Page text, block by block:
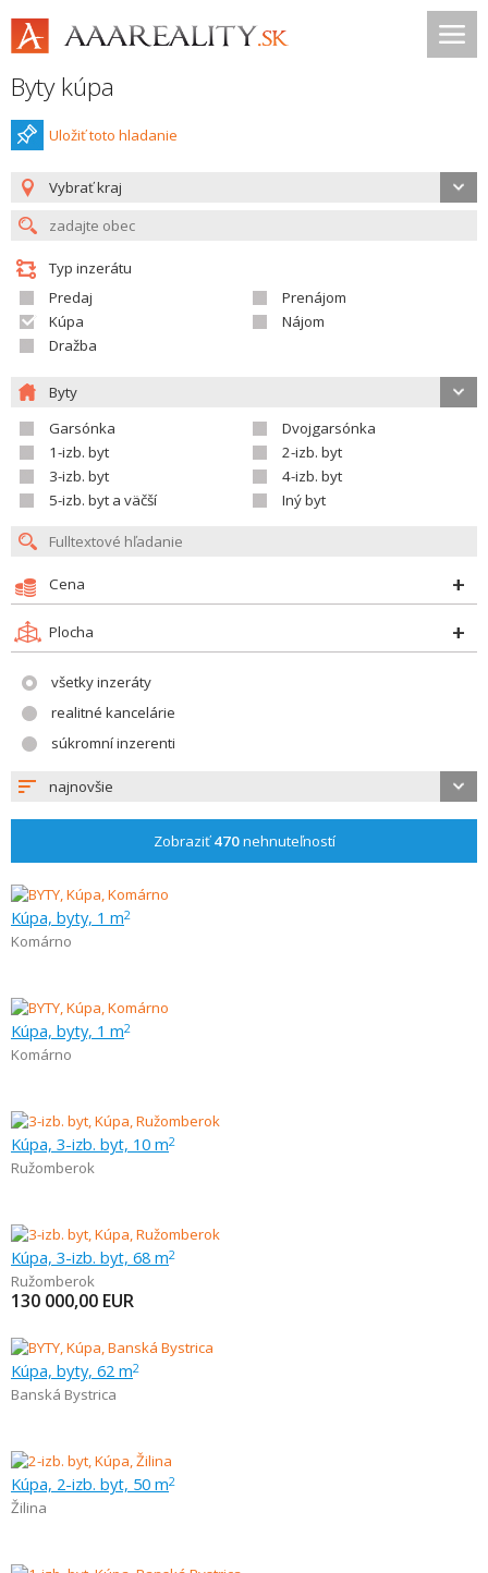
Byty kúpa
Uložiť toto hladanie
Vybrať kraj
Typ inzerátu
Predaj
Prenájom
Kúpa
Nájom
Dražba
Byty
Garsónka
Dvojgarsónka
1-izb. byt
2-izb. byt
3-izb. byt
4-izb. byt
5-izb. byt a väčší
Iný byt
Cena
Plocha
všetky inzeráty
realitné kancelárie
súkromní inzerenti
najnovšie
Zobraziť470nehnuteľností
Kúpa, byty, 1 m2
Komárno
Kúpa, byty, 1 m2
Komárno
Kúpa, 3-izb. byt, 10 m2
Ružomberok
Kúpa, 3-izb. byt, 68 m2
Ružomberok
130 000,00 EUR
Kúpa, byty, 62 m2
Banská Bystrica
Kúpa, 2-izb. byt, 50 m2
Žilina